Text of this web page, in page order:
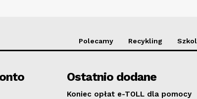
Polecamy Recykling
Ostatnio dodane
Koniec opłat e-TOLL dla pomocy